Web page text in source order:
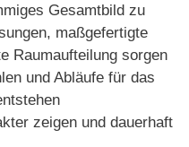
Gesamtbild zu
maßgefertigte
Raumaufteilung sorgen
und Abläufe für das
zeigen und dauerhaft